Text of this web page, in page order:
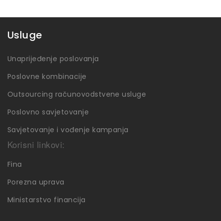
Usluge
Unaprijeđenje poslovanja
Poslovne kombinacije
Outsourcing računovodstvene usluge
Poslovno savjetovanje
Savjetovanje i vođenje kampanja
Korisni linkovi:
Fina
Porezna uprava
Ministarstvo financija